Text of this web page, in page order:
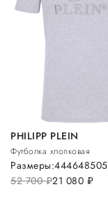
PHILIPP PLEIN
Футболка хлопковая
52 700руб.21 080 руб.
Размеры:44464850